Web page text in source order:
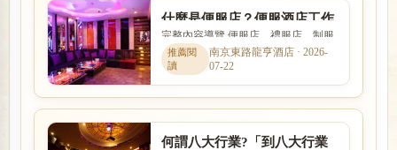
什麼是便服店？便服酒店工作
內容、消費方式與玩法完整介
紹
完整內容導覽 便服店、禮服店、制服
店與日式酒吧的消費方式、工作內容
與客群定位都不相同。本文...
南京東路龍亨酒店 · 2026-
07-22
何謂八大行業?「到八大行業